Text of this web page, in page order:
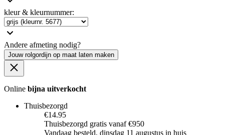
kleur & kleurnummer:
Andere afmeting nodig?
Jouw rolgordijn op maat laten maken
Online bijna uitverkocht
Thuisbezorgd
€14.95
Thuisbezorgd gratis vanaf €950
Vandaag besteld, dinsdag 11 augustus in huis